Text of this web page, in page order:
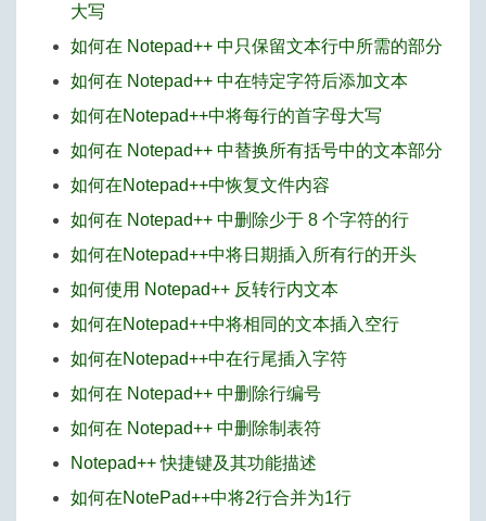
大写
如何在 Notepad++ 中只保留文本行中所需的部分
如何在 Notepad++ 中在特定字符后添加文本
如何在Notepad++中将每行的首字母大写
如何在 Notepad++ 中替换所有括号中的文本部分
如何在Notepad++中恢复文件内容
如何在 Notepad++ 中删除少于 8 个字符的行
如何在Notepad++中将日期插入所有行的开头
如何使用 Notepad++ 反转行内文本
如何在Notepad++中将相同的文本插入空行
如何在Notepad++中在行尾插入字符
如何在 Notepad++ 中删除行编号
如何在 Notepad++ 中删除制表符
Notepad++ 快捷键及其功能描述
如何在NotePad++中将2行合并为1行